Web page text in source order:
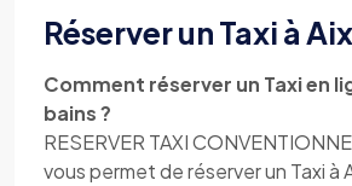
Réserver un Taxi à
Comment réserver un Taxi en
bains ?
RESERVER TAXI
vous permet de réserver un Taxi à